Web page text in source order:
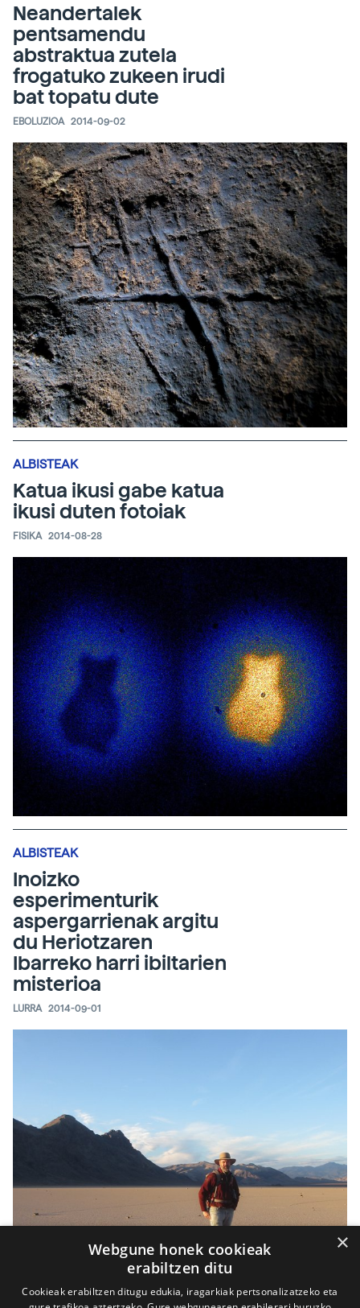
Neandertalek
pentsamendu
abstraktua zutela
frogatuko zukeen irudi
bat topatu dute
EBOLUZIOA 2014-09-02
ALBISTEAK
Katua ikusi gabe katua
ikusi duten fotoiak
FISIKA 2014-08-28
ALBISTEAK
Inoizko
esperimenturik
aspergarrienak argitu
du Heriotzaren
Ibarreko harri ibiltarien
misterioa
LURRA 2014-09-01
×
Webgune honek cookieak
erabiltzen ditu
Cookieak erabiltzen ditugu edukia, iragarkiak pertsonalizatzeko eta